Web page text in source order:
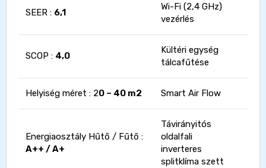
SEER : 6,1
Wi-Fi (2,4 GHz)
vezérlés
SCOP : 4,0
Kültéri egység
tálcafűtése
Helyiség méret : 20 – 40 m2 Smart Air Flow
Energiaosztály Hűtő / Fűtő :
A++ / A+
Távirányitós
oldalfali
inverteres
splitklíma szett